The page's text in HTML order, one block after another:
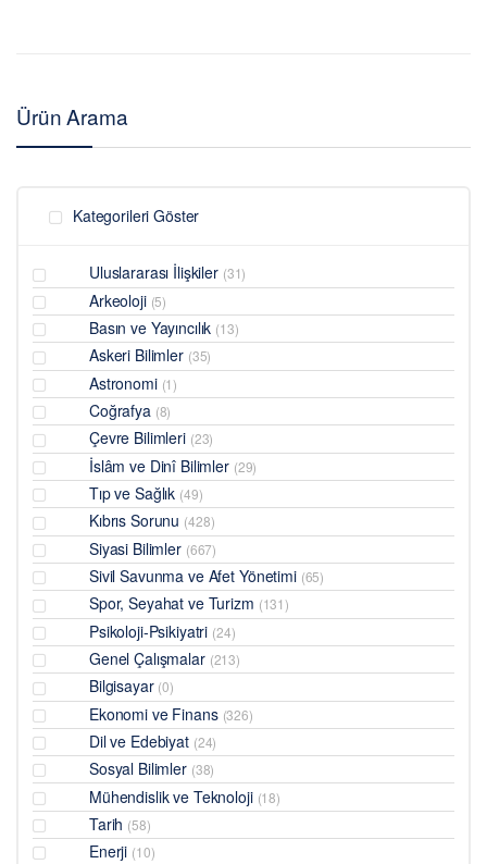
Ürün Arama
Kategorileri Göster
Uluslararası İlişkiler (31)
Arkeoloji (5)
Basın ve Yayıncılık (13)
Askeri Bilimler (35)
Astronomi (1)
Coğrafya (8)
Çevre Bilimleri (23)
İslâm ve Dinî Bilimler (29)
Tıp ve Sağlık (49)
Kıbrıs Sorunu (428)
Siyasi Bilimler (667)
Sivil Savunma ve Afet Yönetimi (65)
Spor, Seyahat ve Turizm (131)
Psikoloji-Psikiyatri (24)
Genel Çalışmalar (213)
Bilgisayar (0)
Ekonomi ve Finans (326)
Dil ve Edebiyat (24)
Sosyal Bilimler (38)
Mühendislik ve Teknoloji (18)
Tarih (58)
Enerji (10)